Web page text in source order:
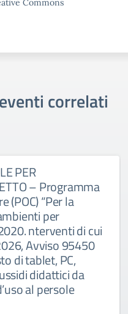
Commons
correlati
PER
– Programma
(POC) “Per la
per
nterventi di cui
Avviso 95450
di tablet, PC,
didattici da
al persole